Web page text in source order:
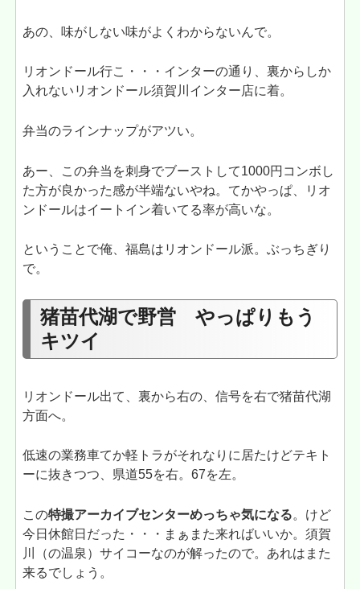
あの、味がしない味がよくわからないんで。
リオンドール行こ・・・インターの通り、裏からしか
入れないリオンドール須賀川インター店に着。
弁当のラインナップがアツい。
あー、この弁当を刺身でブーストして1000円コンボし
た方が良かった感が半端ないやね。てかやっぱ、リオ
ンドールはイートイン着いてる率が高いな。
ということで俺、福島はリオンドール派。ぶっちぎり
で。
猪苗代湖で野営 やっぱりもう
キツイ
リオンドール出て、裏から右の、信号を右で猪苗代湖
方面へ。
低速の業務車てか軽トラがそれなりに居たけどテキト
ーに抜きつつ、県道55を右。67を左。
この特撮アーカイブセンターめっちゃ気になる。けど
今日休館日だった・・・まぁまた来ればいいか。須賀
川（の温泉）サイコーなのが解ったので。あれはまた
来るでしょう。